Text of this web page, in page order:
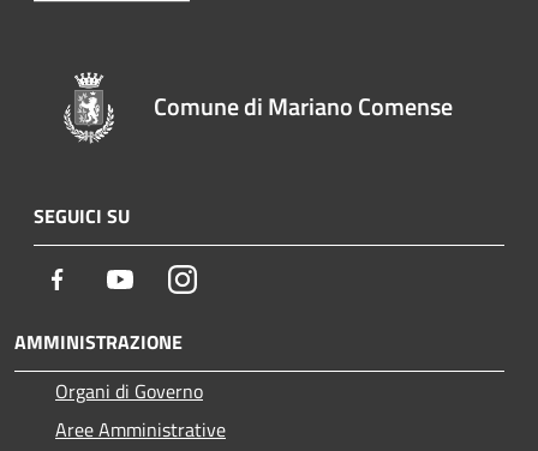
Comune di Mariano Comense
SEGUICI SU
Facebook YoutubeInstagram
AMMINISTRAZIONE
Organi di Governo
Aree Amministrative